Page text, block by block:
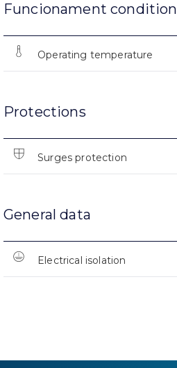
Funcionament condition
Operating temperature
Protections
Surges protection
General data
Electrical isolation